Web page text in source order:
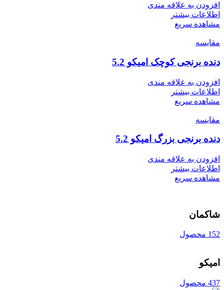
افزودن به علاقه مندی
اطلاعات بیشتر
مشاهده سریع
مقایسه
دنده برنجی کوچک امیکو 5.2
افزودن به علاقه مندی
اطلاعات بیشتر
مشاهده سریع
مقایسه
دنده برنجی بزرگ امیکو 5.2
افزودن به علاقه مندی
اطلاعات بیشتر
مشاهده سریع
شاکمان
152 محصول
امیکو
437 محصول